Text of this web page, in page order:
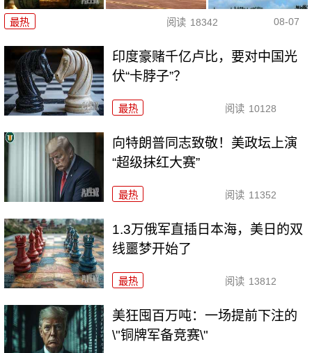
最热 阅读 18342 08-07
印度豪赌千亿卢比，要对中国光
伏“卡脖子”？
最热 阅读 10128
向特朗普同志致敬！美政坛上演
“超级抹红大赛”
最热 阅读 11352
1.3万俄军直插日本海，美日的双
线噩梦开始了
最热 阅读 13812
美狂囤百万吨：一场提前下注的
\"铜牌军备竞赛\"